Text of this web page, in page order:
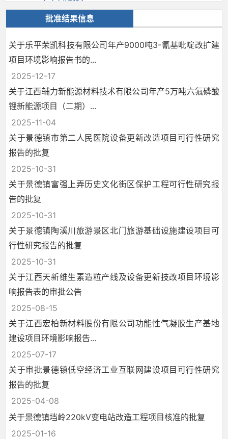
批准结果信息
关于乐平荣凯科技有限公司年产9000吨3-氰基吡啶改扩建
项目环境影响报告书的...
2025-12-17
关于江西辅力新能源材料技术有限公司年产5万吨六氟磷酸
锂新能源项目（二期）...
2025-11-04
关于景德镇市第二人民医院设备更新改造项目可行性研究
报告的批复
2025-10-31
关于景德镇富强上弄历史文化街区保护工程可行性研究报
告的批复
2025-10-31
关于景德镇陶溪川旅游景区北门旅游基础设施建设项目可
行性研究报告的批复
2025-10-31
关于江西天新维生素造粒产线及设备更新技改项目环境影
响报告表的审批公告
2025-08-15
关于江西宏柏新材料股份有限公司功能性气凝胶生产基地
建设项目环境影响报告...
2025-07-17
关于审批景德镇低空经济工业互联网建设项目可行性研究
报告的批复
2025-04-08
关于景德镇垱岭220kV变电站改造工程项目核准的批复
2025-01-16